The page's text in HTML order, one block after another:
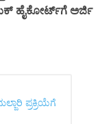
ಹೈಕೋರ್ಟ್‌ಗೆ ಅರ್ಜಿ
ಪ್ರಕ್ರಿಯೆಗೆ